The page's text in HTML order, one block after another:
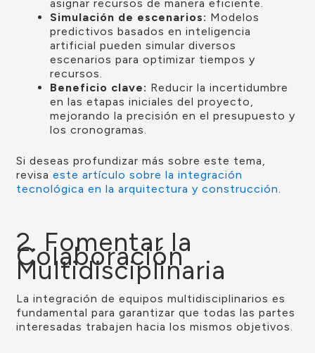
asignar recursos de manera eficiente.
Simulación de escenarios: Modelos
predictivos basados en inteligencia
artificial pueden simular diversos
escenarios para optimizar tiempos y
recursos.
Beneficio clave: Reducir la incertidumbre
en las etapas iniciales del proyecto,
mejorando la precisión en el presupuesto y
los cronogramas.
Si deseas profundizar más sobre este tema,
revisa este artículo sobre la integración
tecnológica en la arquitectura y construcción
2. Fomentar la
Colaboración
Multidisciplinaria
La integración de equipos multidisciplinarios es
fundamental para garantizar que todas las partes
interesadas trabajen hacia los mismos objetivos.